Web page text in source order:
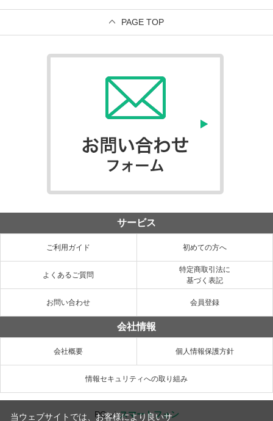
PAGE TOP
サービス
ご利用ガイド 初めての方へ
よくあるご質問
特定商取引法に
基づく表記
お問い合わせ 会員登録
会社情報
会社概要 個人情報保護方針
情報セキュリティへの取り組み
PC／スマートフォン
当ウェブサイトでは、お客様により良いサ